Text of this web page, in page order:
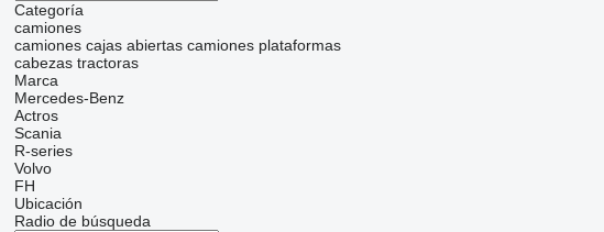
Categoría
camiones
camiones cajas abiertas camiones plataformas
cabezas tractoras
Marca
Mercedes-Benz
Actros
Scania
R-series
Volvo
FH
Ubicación
Radio de búsqueda